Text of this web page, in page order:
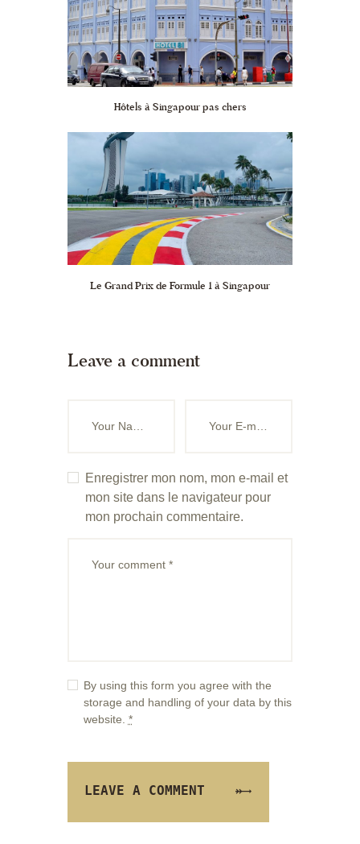
Hôtels à Singapour pas chers
Le Grand Prix de Formule 1 à Singapour
Leave a comment
Enregistrer mon nom, mon e-mail et
mon site dans le navigateur pour
mon prochain commentaire.
By using this form you agree with the
storage and handling of your data by this
website. *